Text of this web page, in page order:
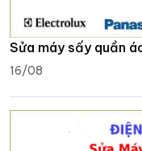
Sửa máy sấy quần
16/08